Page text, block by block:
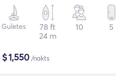
Guletes
78 ft
24 m
10 5
$1,550 /nakts